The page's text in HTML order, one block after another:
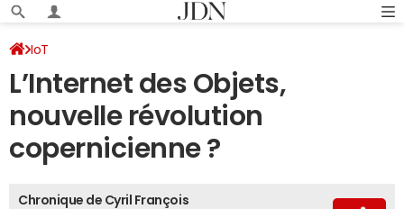
IoT
L’Internet des Objets,
nouvelle révolution
copernicienne ?
Chronique de Cyril François